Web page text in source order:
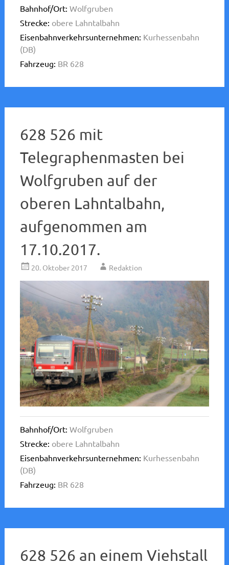
Bahnhof/Ort: Wolfgruben
Strecke: obere Lahntalbahn
Eisenbahnverkehrsunternehmen: Kurhessenbahn
(DB)
Fahrzeug: BR 628
628 526 mit
Telegraphenmasten bei
Wolfgruben auf der
oberen Lahntalbahn,
aufgenommen am
17.10.2017.
20. Oktober 2017 Redaktion
Bahnhof/Ort: Wolfgruben
Strecke: obere Lahntalbahn
Eisenbahnverkehrsunternehmen: Kurhessenbahn
(DB)
Fahrzeug: BR 628
628 526 an einem Viehstall